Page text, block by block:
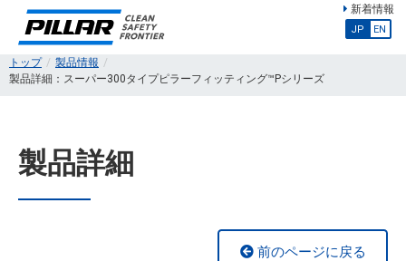
新着情報
JP EN
トップ
製品情報
製品詳細：スーパー300タイプピラーフィッティング™Pシリーズ
製品詳細
前のページに戻る